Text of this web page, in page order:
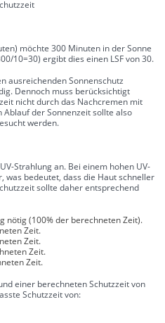
möchte 300 Minuten in der Sonne
10=30) ergibt dies einen LSF von 30.
ausreichenden Sonnenschutz
Dennoch muss berücksichtigt
nicht durch das Nachcremen mit
der Sonnenzeit sollte also
werden.
Strahlung an. Bei einem hohen UV-
was bedeutet, dass die Haut schneller
sollte daher entsprechend
nötig (100% der berechneten Zeit).
Zeit.
Zeit.
Zeit.
Zeit.
einer berechneten Schutzzeit von
Schutzzeit von: